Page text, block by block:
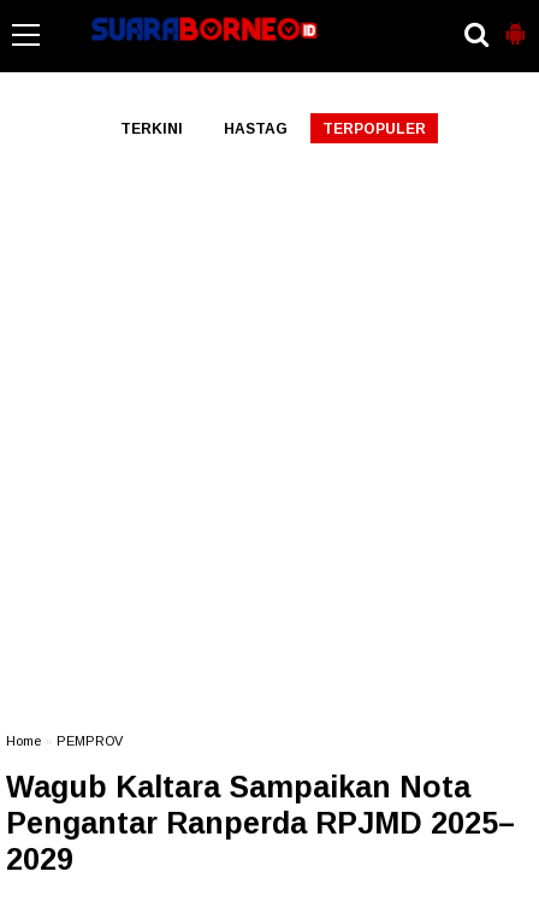
TERKINI HASTAG TERPOPULER
Home PEMPROV
Wagub Kaltara Sampaikan Nota
Pengantar Ranperda RPJMD 2025–
2029